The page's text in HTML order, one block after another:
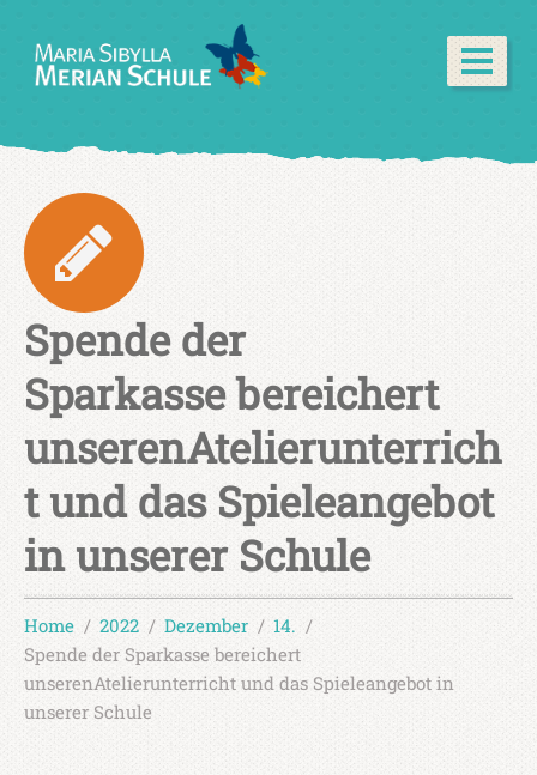
Spende der
Sparkasse bereichert
unserenAtelierunterrich
t und das Spieleangebot
in unserer Schule
Home 2022 Dezember
14.
Spende der Sparkasse bereichert
unserenAtelierunterricht und das Spieleangebot in
unserer Schule